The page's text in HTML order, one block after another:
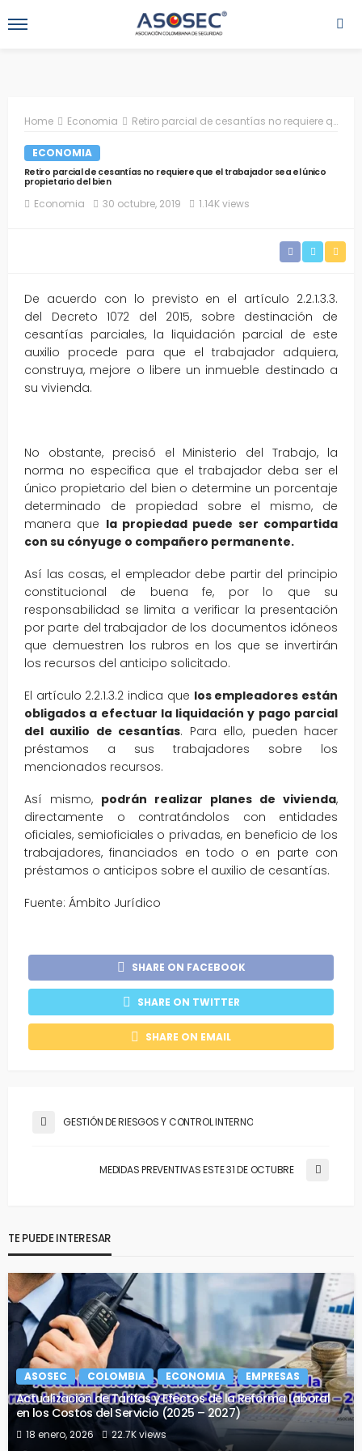
Home Economia Retiro parcial de cesantías no requiere que el trabajador sea el único propietario del bien
ECONOMIA
Retiro parcial de cesantías no requiere que el trabajador sea el único
propietario del bien
Economia 30 octubre, 2019 1.14K views
De acuerdo con lo previsto en el artículo 2.2.1.3.3.
del Decreto 1072 del 2015, sobre destinación de
cesantías parciales, la liquidación parcial de este
auxilio procede para que el trabajador adquiera,
construya, mejore o libere un inmueble destinado a
su vivienda.
No obstante, precisó el Ministerio del Trabajo, la
norma no especifica que el trabajador deba ser el
único propietario del bien o determine un porcentaje
determinado de propiedad sobre el mismo, de
manera que la propiedad puede ser compartida
con su cónyuge o compañero permanente.
Así las cosas, el empleador debe partir del principio
constitucional de buena fe, por lo que su
responsabilidad se limita a verificar la presentación
por parte del trabajador de los documentos idóneos
que demuestren los rubros en los que se invertirán
los recursos del anticipo solicitado.
El artículo 2.2.1.3.2 indica que los empleadores están
obligados a efectuar la liquidación y pago parcial
del auxilio de cesantías. Para ello, pueden hacer
préstamos a sus trabajadores sobre los
mencionados recursos.
Así mismo, podrán realizar planes de vivienda,
directamente o contratándolos con entidades
oficiales, semioficiales o privadas, en beneficio de los
trabajadores, financiados en todo o en parte con
préstamos o anticipos sobre el auxilio de cesantías.
Fuente: Ámbito Jurídico
SHARE ON FACEBOOK
SHARE ON TWITTER
SHARE ON EMAIL
GESTIÓN DE RIESGOS Y CONTROL INTERNO
MEDIDAS PREVENTIVAS ESTE 31 DE OCTUBRE
TE PUEDE INTERESAR
ASOSEC COLOMBIA ECONOMIA EMPRESAS
Actualización de Tarifas y Efectos de la Reforma Laboral
en los Costos del Servicio (2025 – 2027)
18 enero, 2026 22.7K views